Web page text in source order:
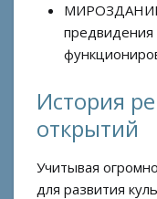
МИРОЗДАНИЕ
предвидения
История
открытий
Учитывая
для развития